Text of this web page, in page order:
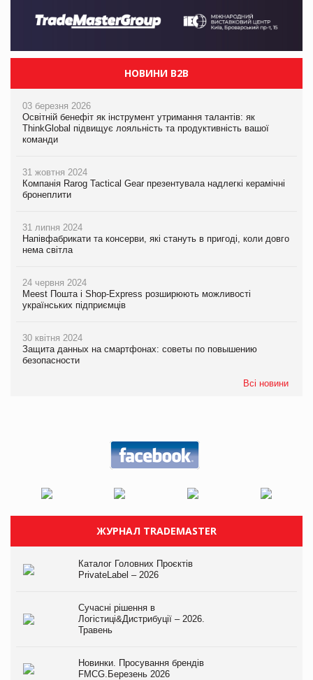
НОВИНИ B2B
03 березня 2026
Освітній бенефіт як інструмент утримання талантів: як
ThinkGlobal підвищує лояльність та продуктивність вашої
команди
31 жовтня 2024
Компанія Rarog Tactical Gear презентувала надлегкі керамічні
бронеплити
31 липня 2024
Напівфабрикати та консерви, які стануть в пригоді, коли довго
нема світла
24 червня 2024
Meest Пошта і Shop-Express розширюють можливості
українських підприємців
30 квітня 2024
Защита данных на смартфонах: советы по повышению
безопасности
Всі новини
ЖУРНАЛ TRADEMASTER
Каталог Головних Проєктів
PrivateLabel – 2026
Сучасні рішення в
Логістиці&Дистрибуції – 2026.
Травень
Новинки. Просування брендів
FMCG.Березень 2026